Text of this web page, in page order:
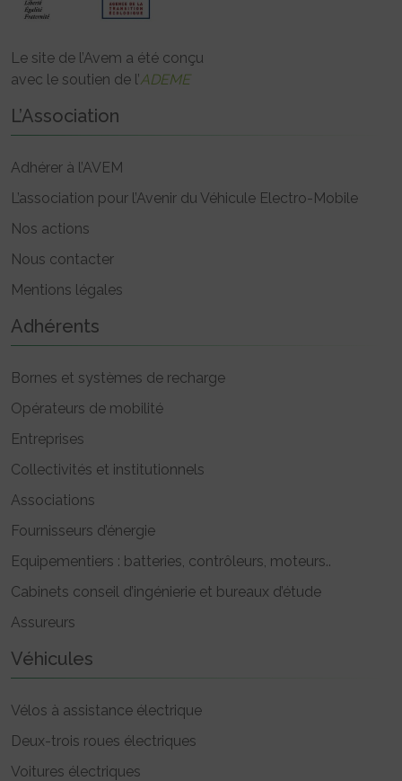
Le site de l’Avem a été conçu
avec le soutien de l’ADEME
L’Association
Adhérer à l’AVEM
L’association pour l’Avenir du Véhicule Electro-Mobile
Nos actions
Nous contacter
Mentions légales
Adhérents
Bornes et systèmes de recharge
Opérateurs de mobilité
Entreprises
Collectivités et institutionnels
Associations
Fournisseurs d’énergie
Equipementiers : batteries, contrôleurs, moteurs..
Cabinets conseil d’ingénierie et bureaux d’étude
Assureurs
Véhicules
Vélos à assistance électrique
Deux-trois roues électriques
Voitures électriques